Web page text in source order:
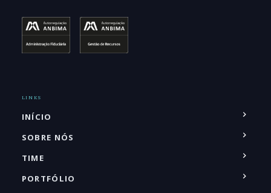
LINKS
INÍCIO
SOBRE NÓS
TIME
PORTFÓLIO